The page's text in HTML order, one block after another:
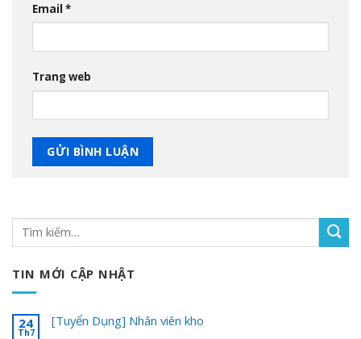
Email *
Trang web
TIN MỚI CẬP NHẬT
24
Th7
[Tuyển Dụng] Nhân viên kho